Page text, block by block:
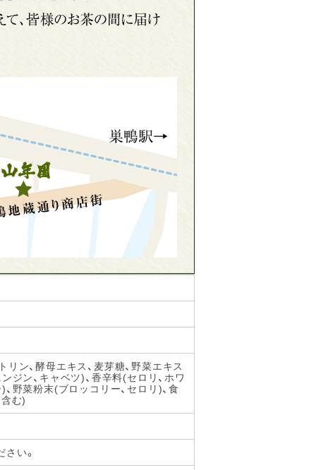
リン、酵母エキス、麦芽糖、野菜エキス
ジン、キャベツ)、香辛料(セロリ、ホワ
野菜粉末(ブロッコリー、セロリ)、食
む)
い。